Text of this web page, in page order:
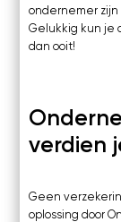
ondernemer
Gelukkig kun je
dan ooit!
verdien
Geen
oplossing door